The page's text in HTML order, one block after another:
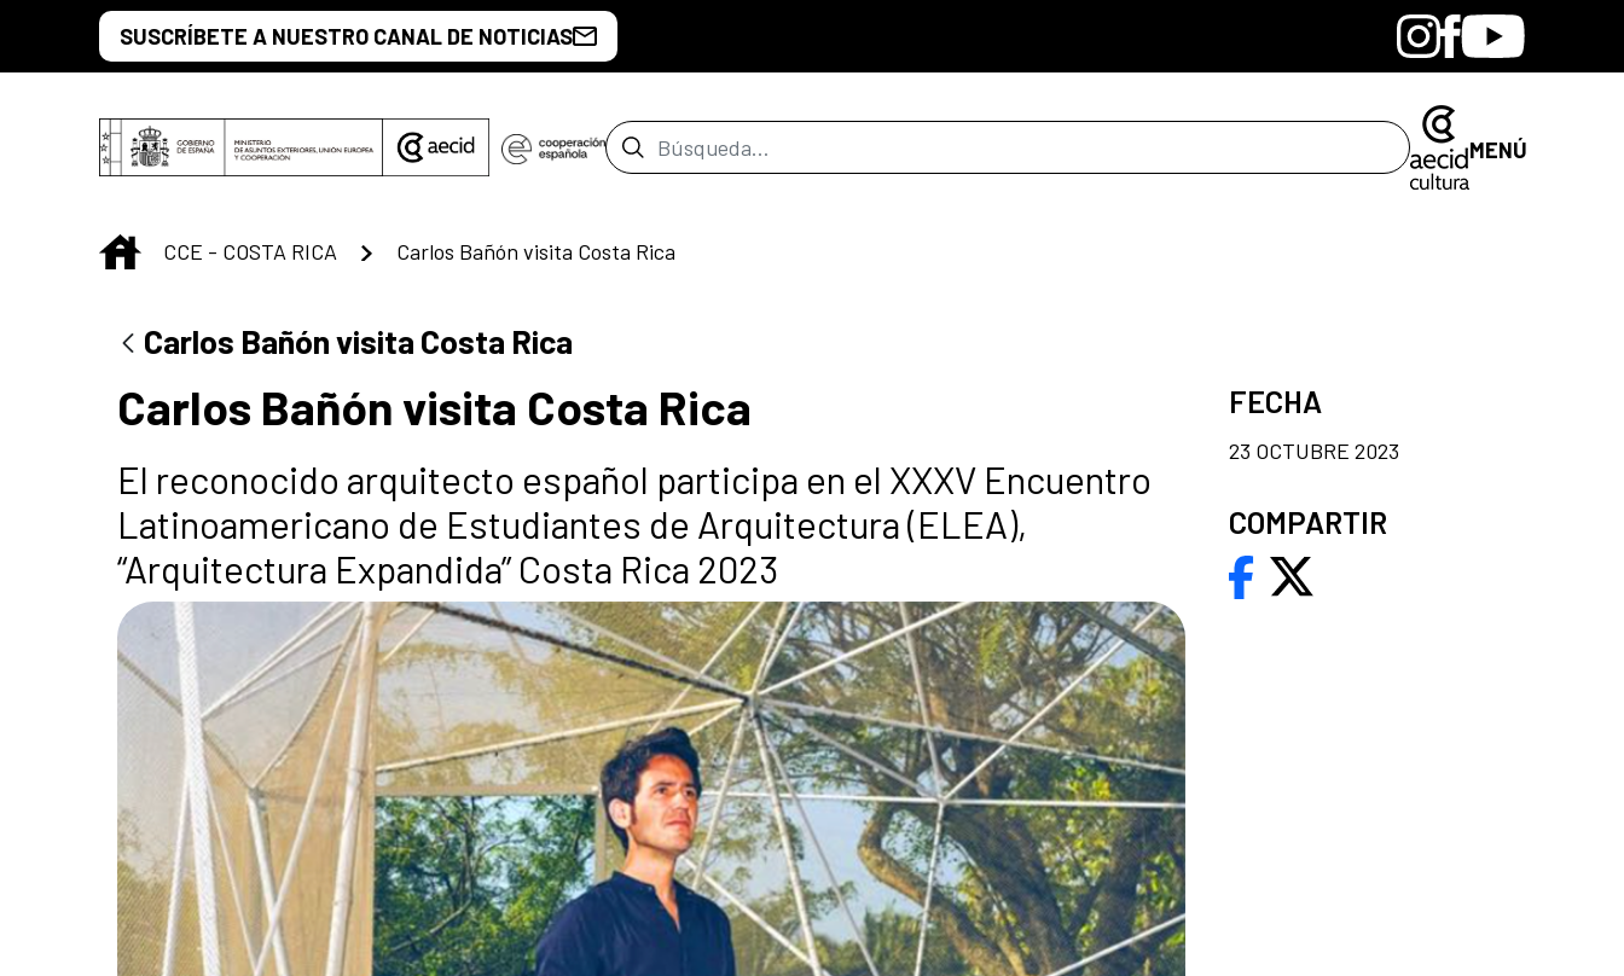
Saltar al contenido principal
SUSCRÍBETE A NUESTRO CANAL DE NOTICIAS BandcampInstagram
Facebook
Youtube
Barra de búsqueda MENÚ
INICIO
CCE - COSTA RICA Carlos Bañón visita Costa Rica
Carlos Bañón visita Costa Rica
Carlos Bañón visita Costa Rica
El reconocido arquitecto español participa en el XXXV Encuentro
Latinoamericano de Estudiantes de Arquitectura (ELEA),
“Arquitectura Expandida” Costa Rica 2023
FECHA
23 OCTUBRE 2023
COMPARTIR